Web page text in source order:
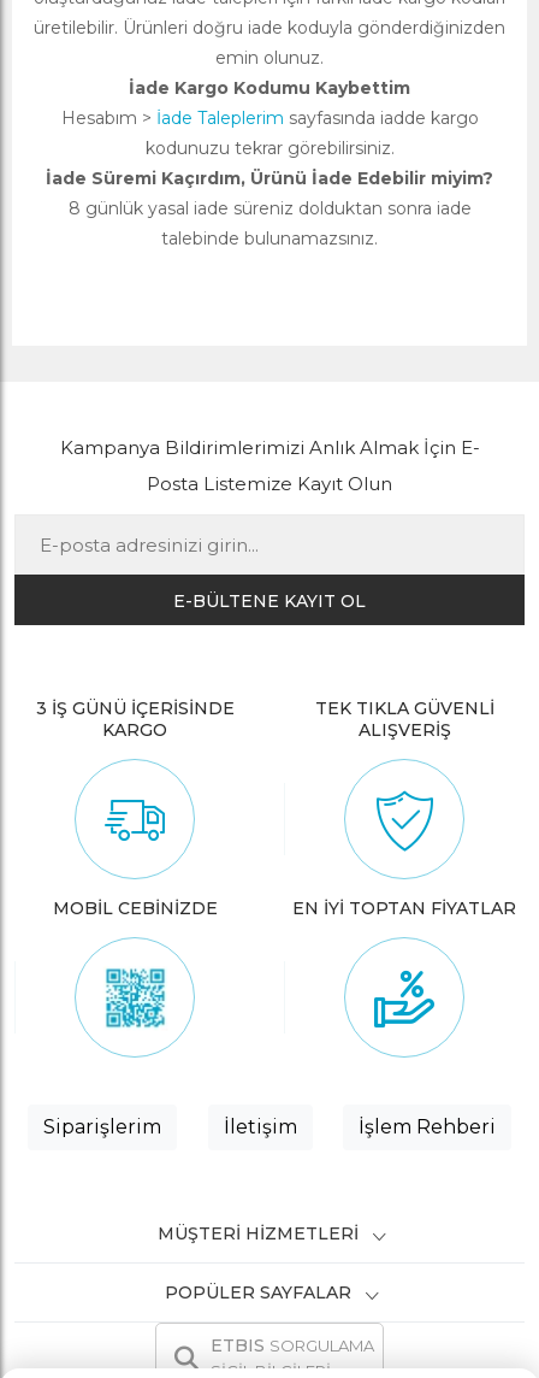
üretilebilir. Ürünleri doğru iade koduyla gönderdiğinizden
emin olunuz.
İade Kargo Kodumu Kaybettim
Hesabım > İade Taleplerim sayfasında iadde kargo
kodunuzu tekrar görebilirsiniz.
İade Süremi Kaçırdım, Ürünü İade Edebilir miyim?
8 günlük yasal iade süreniz dolduktan sonra iade
talebinde bulunamazsınız.
Kampanya Bildirimlerimizi Anlık Almak İçin E-
Posta Listemize Kayıt Olun
E-BÜLTENE KAYIT OL
3 İŞ GÜNÜ İÇERİSİNDE
KARGO
TEK TIKLA GÜVENLİ
ALIŞVERİŞ
MOBİL CEBİNİZDE EN İYİ TOPTAN FİYATLAR
Siparişlerim İletişim İşlem Rehberi
MÜŞTERI HIZMETLERI
POPÜLER SAYFALAR
ETBIS SORGULAMA
SİCİL BİLGİLERİ